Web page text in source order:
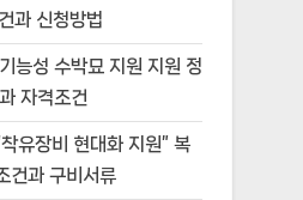
과 신청방법
능성 수박묘 지원 지원 정
자격조건
유장비 현대화 지원” 복
건과 구비서류